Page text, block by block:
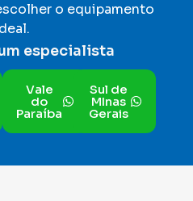
o equipamento
.
especialista
Vale
do
Paraíba
Sul de
MInas
Gerais